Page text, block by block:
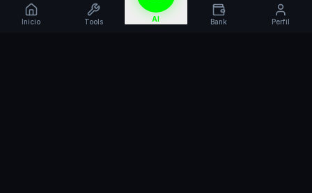
Inicio Tools AI Bank Perfil